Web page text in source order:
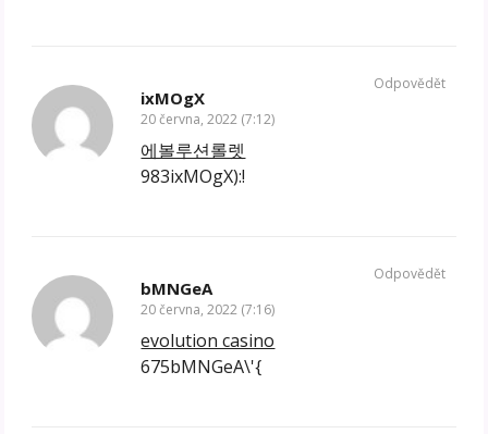
ixMOgX
20 června, 2022 (7:12)
에볼루션롤렛
983ixMOgX):!
Odpovědět
bMNGeA
20 června, 2022 (7:16)
evolution casino
675bMNGeA\'{
Odpovědět